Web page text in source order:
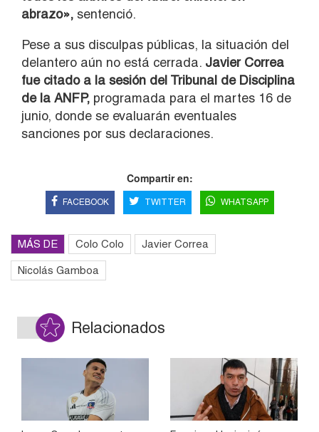
abrazo», sentenció.
Pese a sus disculpas públicas, la situación del
delantero aún no está cerrada. Javier Correa
fue citado a la sesión del Tribunal de Disciplina
de la ANFP, programada para el martes 16 de
junio, donde se evaluarán eventuales
sanciones por sus declaraciones.
Compartir en:
FACEBOOK TWITTER WHATSAPP
MÁS DE Colo Colo Javier Correa
Nicolás Gamboa
Relacionados